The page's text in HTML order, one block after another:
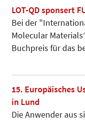
LOT-QD sponsert
Bei der
Molecular
Buch­­preis für das
15. Europäisches
in Lund
Die Anwender aus